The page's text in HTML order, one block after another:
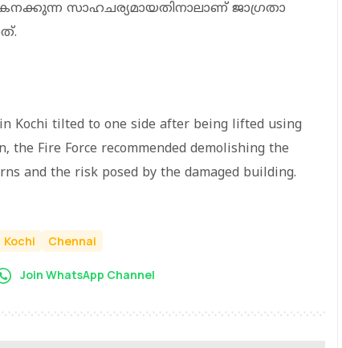
സാഹചര്യമായതിനാലാണ് ജാഗ്രതാ
Kochi tilted to one side after being lifted using
the Fire Force recommended demolishing the
and the risk posed by the damaged building.
Kochi Chennai
Join WhatsApp Channel